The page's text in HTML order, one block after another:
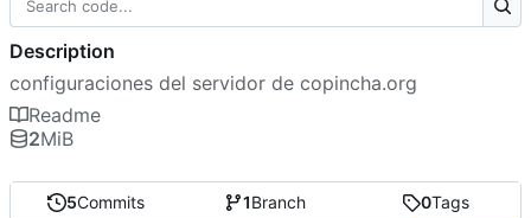
5Commits 1Branch 0Tags
Description
configuraciones del servidor de copincha.org
Readme
2MiB